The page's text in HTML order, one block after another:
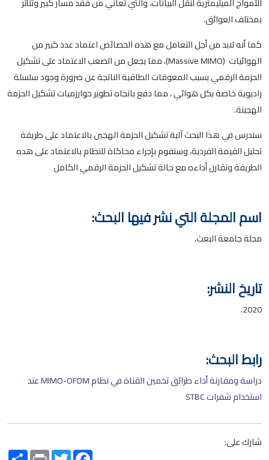
بمختلف العوائق.
كما أنه لابد من أجل التعامل مع هده الخصائص اعتماد عدد كبير من
الهوائيات (Massive MIMO)، مما يجعل من الصعب الاعتماد على تشكيل
الحزمة الرقمي بسبب المعوقات الطاقية الناتجة عن ضرورة وجود سلسلة
راديوية خاصة بكل هوائي ، مما دفع باتجاه تطوير خوارزميات تشكيل الحزمة
الهجينة.
سندرس في هذا البحث آلية تشكيل الحزمة الهجين بالاعتماد على طريقة
تحليل القيمة الفردية، وسنقوم بإجراء محاكاة للنظام بالاعتماد على هده
الطريقة ونقارن أداءه مع حالة تشكيل الحزمة الرقمي الكامل
اسم المجلة التي نشر فيها البحث:
مجلة جامعة البعث.
تاريخ النشر:
2020.
رابط البحث:
دراسة ومقارنة أداء طرائق تخمين القناة في نظام MIMO-OFDM عند
استخدام شفرات STBC
شارك على:
Share PrintTwitterFacebook